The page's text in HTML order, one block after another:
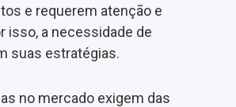
e requerem atenção e
isso, a necessidade de
suas estratégias.
no mercado exigem das